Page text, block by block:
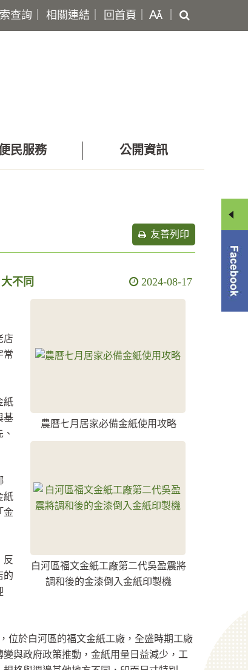
查詢 相關連結 回首頁
尋
民服務 公開資訊
友善列印
不同 2024-08-17
農曆七月居家必備金紙使用攻略
白河區福文金紙工廠第二代吳盈震將
調和後的金漆倒入金紙印製機
店
常
紙
基
紙
金
反
的
位於白河區的福文金紙工廠，全盛時期工廠
與政府政策推動，金紙用量日益減少，工
享
選
單